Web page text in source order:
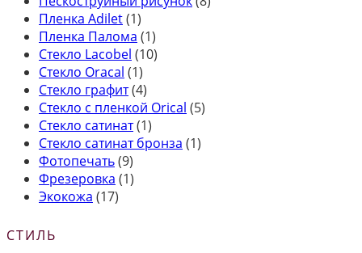
Пленка Adilet(1)
Пленка Палома (1)
Стекло Lacobel (10)
Стекло Oracal (1)
Стекло графит(4)
Стекло с пленкой Orical (5)
Стекло сатинат(1)
Стекло сатинат бронза (1)
Фотопечать(9)
Фрезеровка (1)
Экокожа (17)
СТИЛЬ